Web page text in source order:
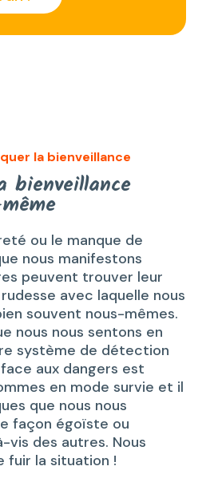
la bienveillance
bienveillance
ou le manque de
nous manifestons
peuvent trouver leur
avec laquelle nous
souvent nous-mêmes.
nous nous sentons en
système de détection
aux dangers est
en mode survie et il
que nous nous
façon égoïste ou
vis des autres. Nous
fuir la situation !